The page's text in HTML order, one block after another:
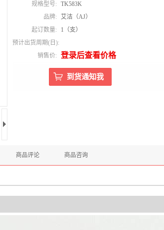
规格型号:
TK583K
品牌:
艾洁（AJ）
起订数量:
1（支）
预计出货周期(日):
销售价:
登录后查看价格
商品评论 商品咨询